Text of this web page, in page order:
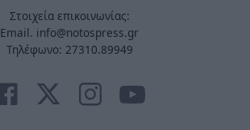
Στοιχεία επικοινωνίας:
Email. info@notospress.gr
Τηλέφωνο: 27310.89949